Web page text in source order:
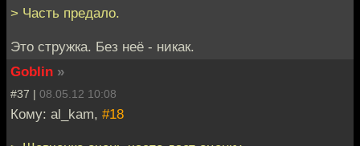
> Часть предало.
Это стружка. Без неё - никак.
Goblin »
#37 | 08.05.12 10:08
Кому: al_kam, #18